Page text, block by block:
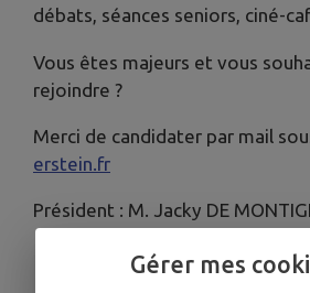
débats, séances seniors, ciné-
Vous êtes majeurs et vous
rejoindre ?
Merci de candidater par mail
erstein.fr
Président : M. Jacky DE
Gérer mes